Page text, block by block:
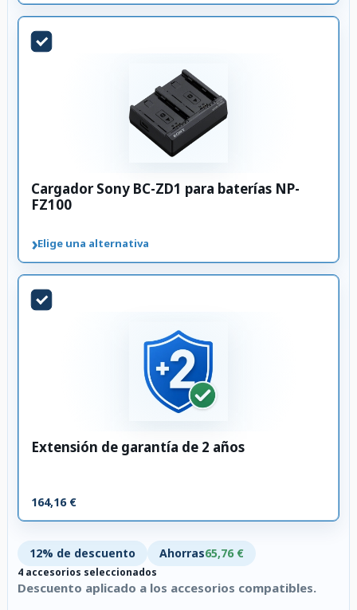
Cargador Sony BC-ZD1 para baterías NP-
FZ100
›Elige una alternativa
Extensión de garantía de 2 años
164,16 €
12% de descuento Ahorras65,76 €
4 accesorios seleccionados
Descuento aplicado a los accesorios compatibles.